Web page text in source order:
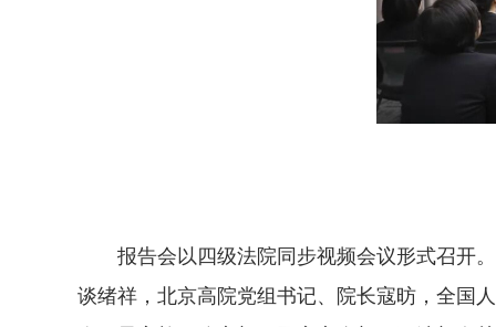
报告会以四级法院同步视频会议形式召开。
谈绪祥，北京高院党组书记、院长寇昉，全国